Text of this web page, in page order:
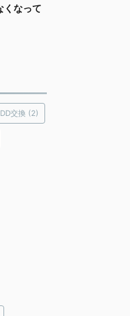
くなって
交換 (2)